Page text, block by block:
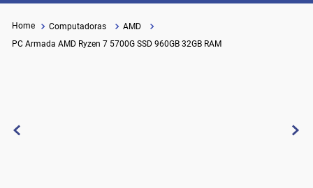
Computadoras
AMD
PC Armada AMD Ryzen 7 5700G SSD 960GB 32GB RAM